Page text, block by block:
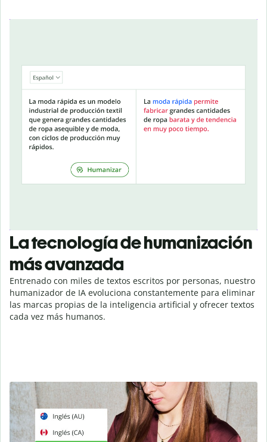
La tecnología de humanización
más avanzada
Entrenado con miles de textos escritos por personas, nuestro
humanizador de IA evoluciona constantemente para eliminar
las marcas propias de la inteligencia artificial y ofrecer textos
cada vez más humanos.